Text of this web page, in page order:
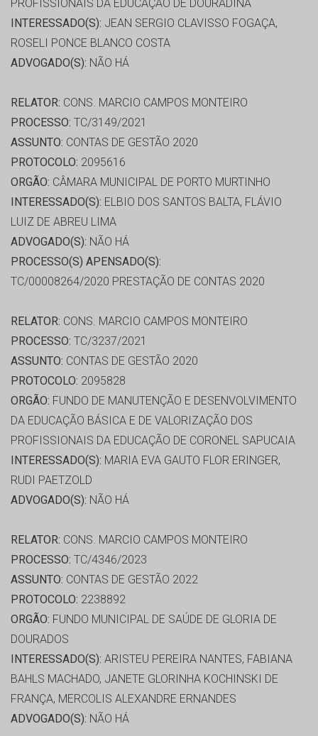
PROFISSIONAIS DA EDUCAÇÃO DE DOURADINA
INTERESSADO(S): JEAN SERGIO CLAVISSO FOGAÇA,
ROSELI PONCE BLANCO COSTA
ADVOGADO(S): NÃO HÁ
RELATOR: CONS. MARCIO CAMPOS MONTEIRO
PROCESSO: TC/3149/2021
ASSUNTO: CONTAS DE GESTÃO 2020
PROTOCOLO: 2095616
ORGÃO: CÂMARA MUNICIPAL DE PORTO MURTINHO
INTERESSADO(S): ELBIO DOS SANTOS BALTA, FLÁVIO
LUIZ DE ABREU LIMA
ADVOGADO(S): NÃO HÁ
PROCESSO(S) APENSADO(S):
TC/00008264/2020 PRESTAÇÃO DE CONTAS 2020
RELATOR: CONS. MARCIO CAMPOS MONTEIRO
PROCESSO: TC/3237/2021
ASSUNTO: CONTAS DE GESTÃO 2020
PROTOCOLO: 2095828
ORGÃO: FUNDO DE MANUTENÇÃO E DESENVOLVIMENTO
DA EDUCAÇÃO BÁSICA E DE VALORIZAÇÃO DOS
PROFISSIONAIS DA EDUCAÇÃO DE CORONEL SAPUCAIA
INTERESSADO(S): MARIA EVA GAUTO FLOR ERINGER,
RUDI PAETZOLD
ADVOGADO(S): NÃO HÁ
RELATOR: CONS. MARCIO CAMPOS MONTEIRO
PROCESSO: TC/4346/2023
ASSUNTO: CONTAS DE GESTÃO 2022
PROTOCOLO: 2238892
ORGÃO: FUNDO MUNICIPAL DE SAÚDE DE GLORIA DE
DOURADOS
INTERESSADO(S): ARISTEU PEREIRA NANTES, FABIANA
BAHLS MACHADO, JANETE GLORINHA KOCHINSKI DE
FRANÇA, MERCOLIS ALEXANDRE ERNANDES
ADVOGADO(S): NÃO HÁ